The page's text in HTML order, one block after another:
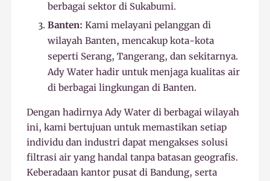
berbagai sektor di Sukabumi.
Banten: Kami melayani pelanggan di
wilayah Banten, mencakup kota-kota
seperti Serang, Tangerang, dan sekitarnya.
Ady Water hadir untuk menjaga kualitas air
di berbagai lingkungan di Banten.
Dengan hadirnya Ady Water di berbagai wilayah
ini, kami bertujuan untuk memastikan setiap
individu dan industri dapat mengakses solusi
filtrasi air yang handal tanpa batasan geografis.
Keberadaan kantor pusat di Bandung, serta